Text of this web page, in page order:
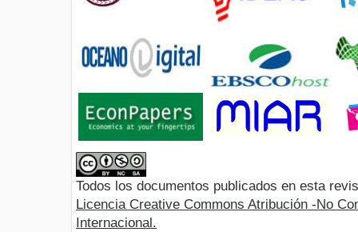
Todos los documentos publicados en esta
Licencia Creative Commons Atribución -No
Internacional.